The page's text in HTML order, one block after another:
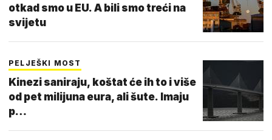
otkad smo u EU. A bili smo treći na
svijetu
PELJEŠKI MOST
Kinezi saniraju, koštat će ih to i više
od pet milijuna eura, ali šute. Imaju
p…